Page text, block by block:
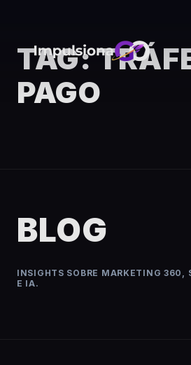
TAG:
PAGO
BLOG
INSIGHTS SOBRE MARKETING 360,
E IA.